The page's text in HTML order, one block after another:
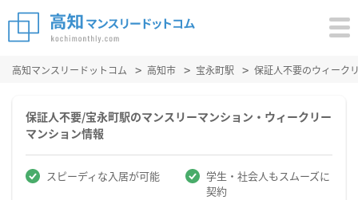
高知マンスリードットコム 高知市 宝永町駅 保証人不要のウィーク
保証人不要/宝永町駅のマンスリーマンション・ウィークリー
マンション情報
スピーディな入居が可能
学生・社会人もスムーズに
契約